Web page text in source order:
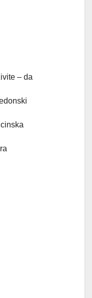
– da